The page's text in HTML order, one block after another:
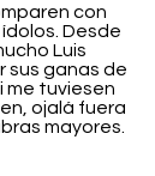
con
Desde
Luis
sus ganas de
me tuviesen
ojalá fuera
mayores.